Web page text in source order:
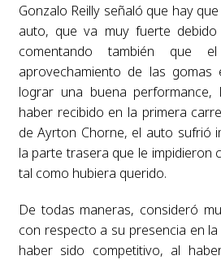
Gonzalo Reilly señaló que hay
auto, que va muy fuerte
comentando también que
aprovechamiento de las gomas
lograr una buena performance,
haber recibido en la primera
de Ayrton Chorne, el auto sufrió
la parte trasera que le impidieron
tal como hubiera querido.
De todas maneras, consideró
con respecto a su presencia en
haber sido competitivo, al